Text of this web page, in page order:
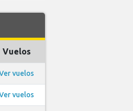
Vuelos
vuelos
vuelos